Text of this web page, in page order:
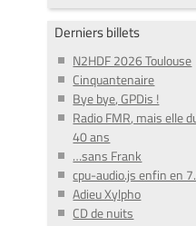
Derniers billets
N2HDF 2026 Toulouse
Cinquantenaire
Bye bye, GPDis !
Radio FMR, mais elle
40 ans
…sans Frank
cpu-audio.js enfin en
Adieu Xylpho
CD de nuits